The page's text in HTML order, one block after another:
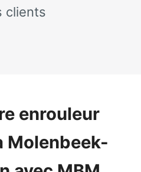
clients
enrouleur
Molenbeek-